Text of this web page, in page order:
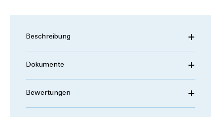
Beschreibung
Dokumente
Bewertungen